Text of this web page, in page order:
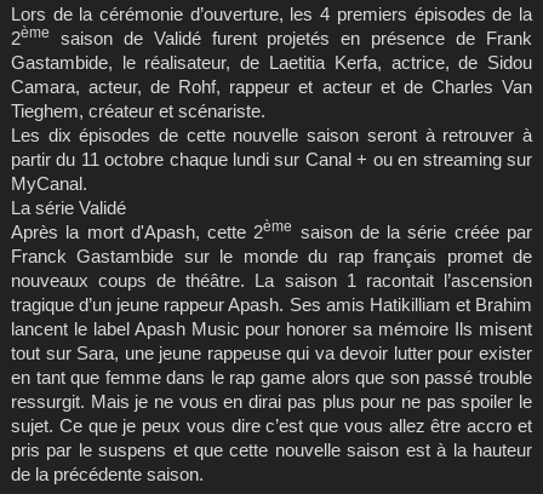
Lors de la cérémonie d’ouverture, les 4 premiers épisodes de la
2ème
saison de Validé furent projetés en présence de Frank
Gastambide, le réalisateur, de Laetitia Kerfa, actrice, de Sidou
Camara, acteur, de Rohf, rappeur et acteur et de Charles Van
Tieghem, créateur et scénariste.
Les dix épisodes de cette nouvelle saison seront à retrouver à
partir du 11 octobre chaque lundi sur Canal + ou en streaming sur
MyCanal.
La série Validé
Après la mort d'Apash, cette 2ème
saison de la série créée par
Franck Gastambide sur le monde du rap français promet de
nouveaux coups de théâtre. La saison 1 racontait l’ascension
tragique d’un jeune rappeur Apash. Ses amis Hatikilliam et Brahim
lancent le label Apash Music pour honorer sa mémoire Ils misent
tout sur Sara, une jeune rappeuse qui va devoir lutter pour exister
en tant que femme dans le rap game alors que son passé trouble
ressurgit. Mais je ne vous en dirai pas plus pour ne pas spoiler le
sujet. Ce que je peux vous dire c’est que vous allez être accro et
pris par le suspens et que cette nouvelle saison est à la hauteur
de la précédente saison.